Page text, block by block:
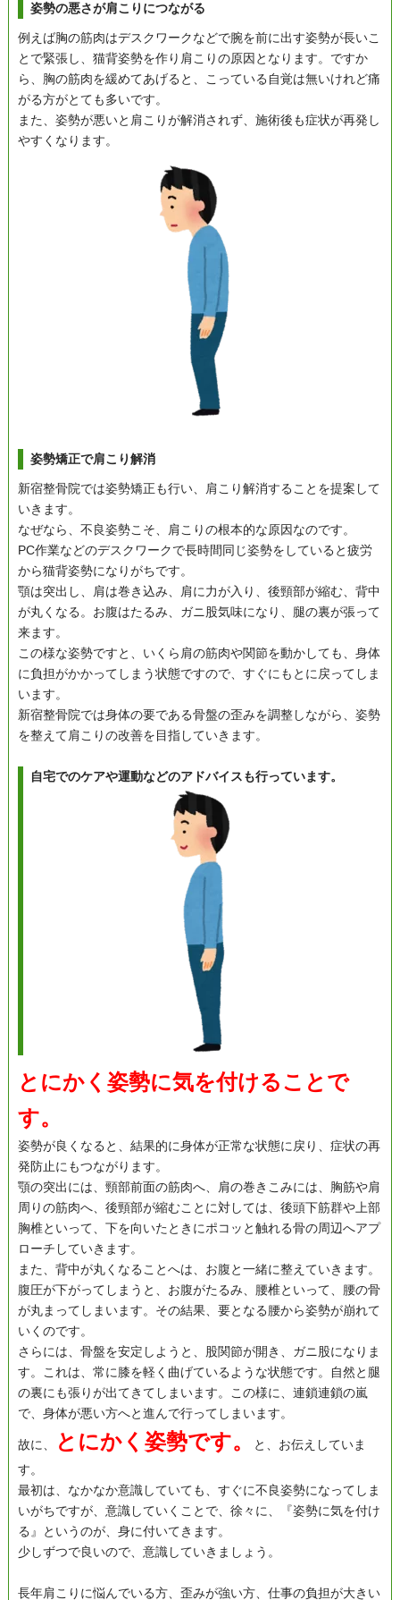
姿勢の悪さが肩こりにつながる
例えば胸の筋肉はデスクワークなどで腕を前に出す姿勢が長いこ
とで緊張し、猫背姿勢を作り肩こりの原因となります。ですか
ら、胸の筋肉を緩めてあげると、こっている自覚は無いけれど痛
がる方がとても多いです。
また、姿勢が悪いと肩こりが解消されず、施術後も症状が再発し
やすくなります。
姿勢矯正で肩こり解消
新宿整骨院では姿勢矯正も行い、肩こり解消することを提案して
いきます。
なぜなら、不良姿勢こそ、肩こりの根本的な原因なのです。
PC作業などのデスクワークで長時間同じ姿勢をしていると疲労
から猫背姿勢になりがちです。
顎は突出し、肩は巻き込み、肩に力が入り、後頸部が縮む、背中
が丸くなる。お腹はたるみ、ガニ股気味になり、腿の裏が張って
来ます。
この様な姿勢ですと、いくら肩の筋肉や関節を動かしても、身体
に負担がかかってしまう状態ですので、すぐにもとに戻ってしま
います。
新宿整骨院では身体の要である骨盤の歪みを調整しながら、姿勢
を整えて肩こりの改善を目指していきます。
自宅でのケアや運動などのアドバイスも行っています。
とにかく姿勢に気を付けることで
す。
姿勢が良くなると、結果的に身体が正常な状態に戻り、症状の再
発防止にもつながります。
顎の突出には、頸部前面の筋肉へ、肩の巻きこみには、胸筋や肩
周りの筋肉へ、後頸部が縮むことに対しては、後頭下筋群や上部
胸椎といって、下を向いたときにポコッと触れる骨の周辺へアプ
ローチしていきます。
また、背中が丸くなることへは、お腹と一緒に整えていきます。
腹圧が下がってしまうと、お腹がたるみ、腰椎といって、腰の骨
が丸まってしまいます。その結果、要となる腰から姿勢が崩れて
いくのです。
さらには、骨盤を安定しようと、股関節が開き、ガニ股になりま
す。これは、常に膝を軽く曲げているような状態です。自然と腿
の裏にも張りが出てきてしまいます。この様に、連鎖連鎖の嵐
で、身体が悪い方へと進んで行ってしまいます。
故に、 とにかく姿勢です。
と、お伝えしていま
す。
最初は、なかなか意識していても、すぐに不良姿勢になってしま
いがちですが、意識していくことで、徐々に、『姿勢に気を付け
る』というのが、身に付いてきます。
少しずつで良いので、意識していきましょう。
長年肩こりに悩んでいる方、歪みが強い方、仕事の負担が大きい